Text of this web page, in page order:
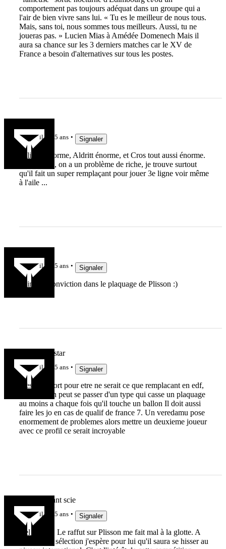
comportement pas toujours adéquat dans un groupe qui a
l'air de bien vivre sans lui. « Tu es le meilleur de nous tous.
Mais, sans toi, nous sommes tous meilleurs. Aussi, tu ne
joueras pas. » Lucien Mias à Amédée Domenech Mais il
aura sa chance sur les 3 derniers matches car le XV de
France a besoin d'alternatives sur tous les postes.
il y a 5 ans Signaler
Ollivon énorme, Aldritt énorme, et Cros tout aussi énorme.
Donc voilà, on a un problème de riche, je trouve surtout
qu'il fait un super remplaçant pour jouer 3e ligne voir même
à l'aile ...
il y a 5 ans Signaler
J'aime la conviction dans le plaquage de Plisson :)
Yionel ma star
il y a 5 ans Signaler
Il est trop fort pour etre ne serait ce que remplacant en edf,
est ce qu'on peut se passer d'un type qui casse un plaquage
au moins a chaque fois qu'il touche un ballon Il doit aussi
faire les jo en cas de qualif de france 7. Un veredamu pose
enormement de problemes alors mettre un deuxieme joueur
avec ce profil ce serait incroyable
Un riz savant scie
il y a 5 ans Signaler
Bel athlète. Le raffut sur Plisson me fait mal à la glotte. A
25 ans et 1 sélection j'espère pour lui qu'il saura se hisser au